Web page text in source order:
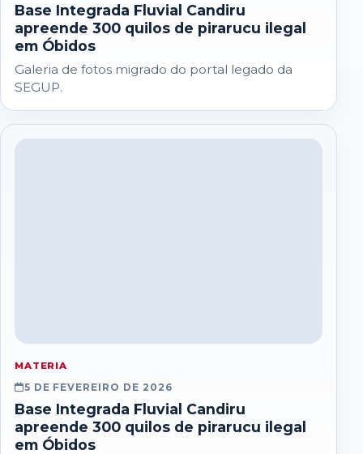
Base Integrada Fluvial Candiru
apreende 300 quilos de pirarucu ilegal
em Óbidos
Galeria de fotos migrado do portal legado da
SEGUP.
MATERIA
5 DE FEVEREIRO DE 2026
Base Integrada Fluvial Candiru
apreende 300 quilos de pirarucu ilegal
em Óbidos